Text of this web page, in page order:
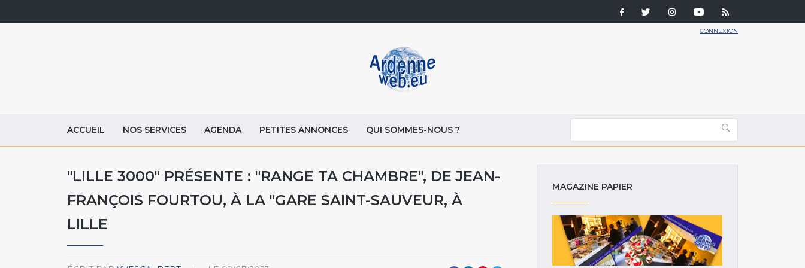
CONNEXION
ACCUEIL NOS SERVICES AGENDA PETITES ANNONCES QUI SOMMES-NOUS ?
"LILLE 3000" PRÉSENTE : "RANGE TA CHAMBRE", DE JEAN-
FRANÇOIS FOURTOU, À LA "GARE SAINT-SAUVEUR, À
LILLE
MAGAZINE PAPIER